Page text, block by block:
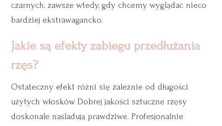
czarnych, zawsze wtedy, gdy chcemy wyglądać nieco
bardziej ekstrawagancko.
Jakie są efekty zabiegu przedłużania
rzęs?
Ostateczny efekt różni się zależnie od długości
użytych włosków. Dobrej jakości sztuczne rzęsy
doskonale naśladują prawdziwe. Profesjonalnie